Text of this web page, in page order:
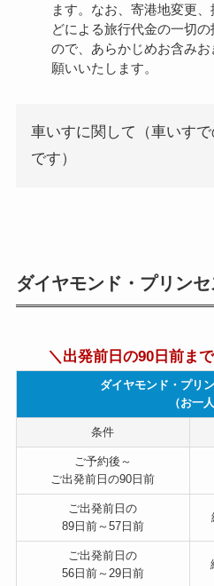
ます。なお、寄港地変更
どによる旅行代金の一切
ので、あらかじめお含み
願いいたします。
車いすに関して（車いす
です）
ダイヤモンド・プリン
＼出発前日の90日前ま
ダイヤモンド・プリ
（お一人
条件
ご予約後～
ご出発前日の90日前
ご出発前日の
89日前～57日前
ご出発前日の
56日前～29日前